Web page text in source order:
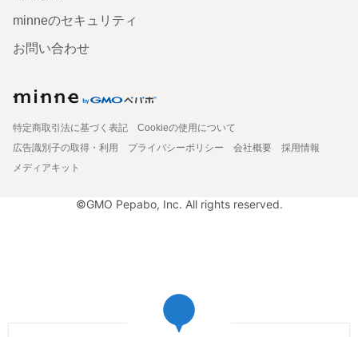
minneのセキュリティ
お問い合わせ
特定商取引法に基づく表記
Cookieの使用について
広告識別子の取得・利用
プライバシーポリシー 会社概要
採用情報
メディアキット
©GMO Pepabo, Inc. All rights reserved.